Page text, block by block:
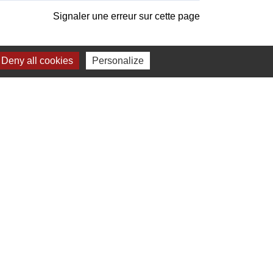
Signaler une erreur sur cette page
Deny all cookies Personalize